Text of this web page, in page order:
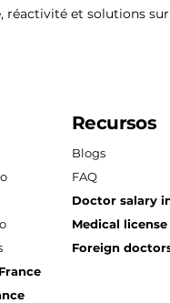
réactivité et solutions sur
Recursos
Blogs
FAQ
Doctor salary
Medical
Foreign